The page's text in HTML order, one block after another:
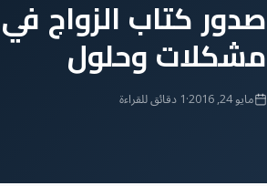
صدور كتاب الزواج
مشكلات وحلول
مايو 24, 2016 ·1 دقائق للقراءة